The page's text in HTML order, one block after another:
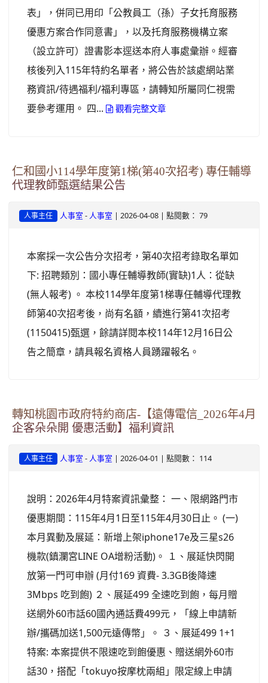
表」，併同已用印「公教員工（孫）子女托育服務
優惠方案合作同意書」，以及托育服務機構立案
（設立許可）證書影本逕送本府人事處彙辦。經審
核後列入115年特約名單者，將公告於該處網站業
務資訊/待遇福利/福利專區，請轉知所屬同仁視需
要參考運用。 四...
觀看完整文章
仁和國小114學年度第1梯(第40次招考) 專任輔導
代理教師甄選結果公告
人事主任 人事室 - 人事室 | 2026-04-08 | 點閱數： 79
本案採一次公告分次招考，第40次招考錄取名單如
下: 招聘類別：國小專任輔導教師(實缺)1人：從缺
(無人報考) 。 本校114學年度第1梯專任輔導代理教
師第40次招考後，尚有名額，續進行第41次招考
(1150415)甄選，餘請詳閱本校114年12月16日公
告之簡章，請具報名資格人員踴躍報名。
轉知桃園市政府特約商店-【遠傳電信_2026年4月
企客朵朵開 優惠活動】福利資訊
人事主任 人事室 - 人事室 | 2026-04-01 | 點閱數： 114
說明：2026年4月特案資訊彙整： 一、限網路門市
優惠期間：115年4月1日至115年4月30日止。 (一)
本月異動及展延：新增上架iphone17e及三星s26
機款(鎮瀾宮LINE OA增粉活動)。 １、展延快閃開
放第一門可申辦 (月付169 資費- 3.3GB後降速
3Mbps 吃到飽) ２、展延499 全速吃到飽，每月贈
送網外60市話60國內通話費499元，「線上申請新
辦/攜碼加送1,500元遠傳幣」。 ３、展延499 1+1
特案: 本案提供不限速吃到飽優惠、贈送網外60市
話30，搭配「tokuyo按摩枕兩組」限定線上申請